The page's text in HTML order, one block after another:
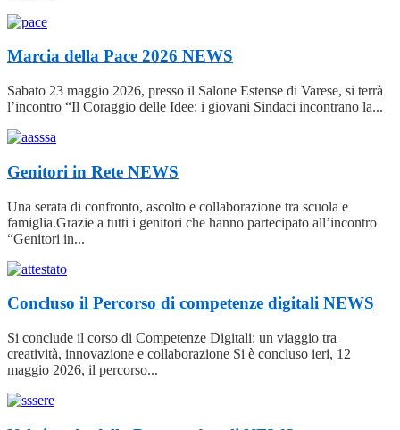
Marcia della Pace 2026 NEWS
Sabato 23 maggio 2026, presso il Salone Estense di Varese, si terrà
l’incontro “Il Coraggio delle Idee: i giovani Sindaci incontrano la...
Genitori in Rete NEWS
Una serata di confronto, ascolto e collaborazione tra scuola e
famiglia.Grazie a tutti i genitori che hanno partecipato all’incontro
“Genitori in...
Concluso il Percorso di competenze digitali NEWS
Si conclude il corso di Competenze Digitali: un viaggio tra
creatività, innovazione e collaborazione Si è concluso ieri, 12
maggio 2026, il percorso...